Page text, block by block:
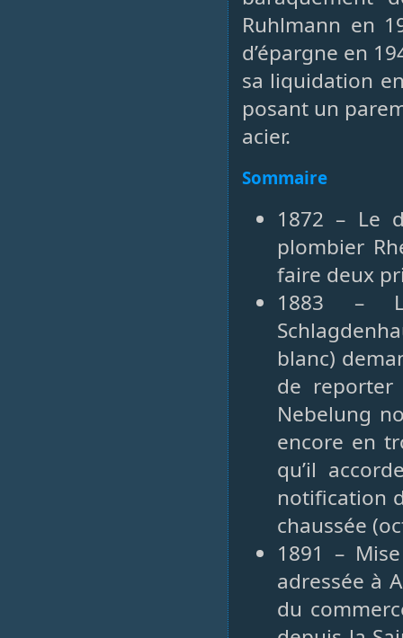
Ruhlmann en
d’épargne en
sa liquidation
posant un
acier.
Sommaire
1872 – Le
plombier
faire deux
1883 –
blanc)
de
Nebelung
encore en
qu’il
notification
chaussée
1891 –
adressée à
du